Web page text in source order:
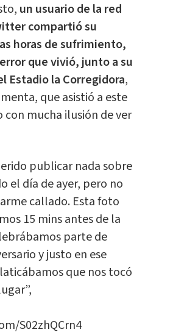
un usuario de la red
compartió su
horas de sufrimiento,
que vivió, junto a su
Estadio la Corregidora,
que asistió a este
mucha ilusión de ver
publicar nada sobre
el día de ayer, pero no
callado. Esta foto
15 mins antes de la
parte de
y justo en ese
que nos tocó
S02zhQCrn4